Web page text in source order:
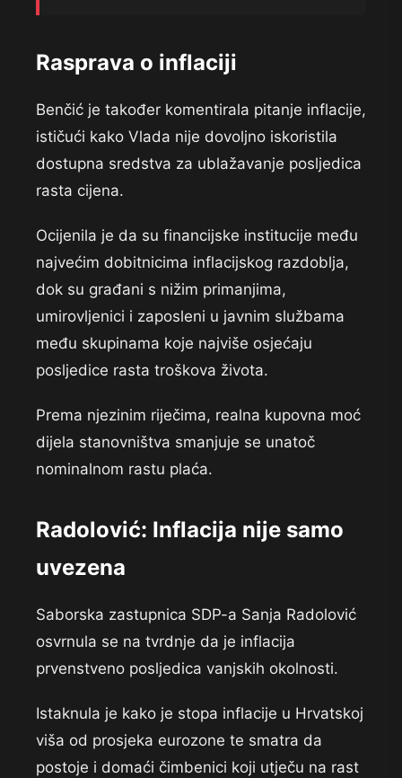
Rasprava o inflaciji
Benčić je također komentirala pitanje inflacije,
ističući kako Vlada nije dovoljno iskoristila
dostupna sredstva za ublažavanje posljedica
rasta cijena.
Ocijenila je da su financijske institucije među
najvećim dobitnicima inflacijskog razdoblja,
dok su građani s nižim primanjima,
umirovljenici i zaposleni u javnim službama
među skupinama koje najviše osjećaju
posljedice rasta troškova života.
Prema njezinim riječima, realna kupovna moć
dijela stanovništva smanjuje se unatoč
nominalnom rastu plaća.
Radolović: Inflacija nije samo
uvezena
Saborska zastupnica SDP-a Sanja Radolović
osvrnula se na tvrdnje da je inflacija
prvenstveno posljedica vanjskih okolnosti.
Istaknula je kako je stopa inflacije u Hrvatskoj
viša od prosjeka eurozone te smatra da
postoje i domaći čimbenici koji utječu na rast